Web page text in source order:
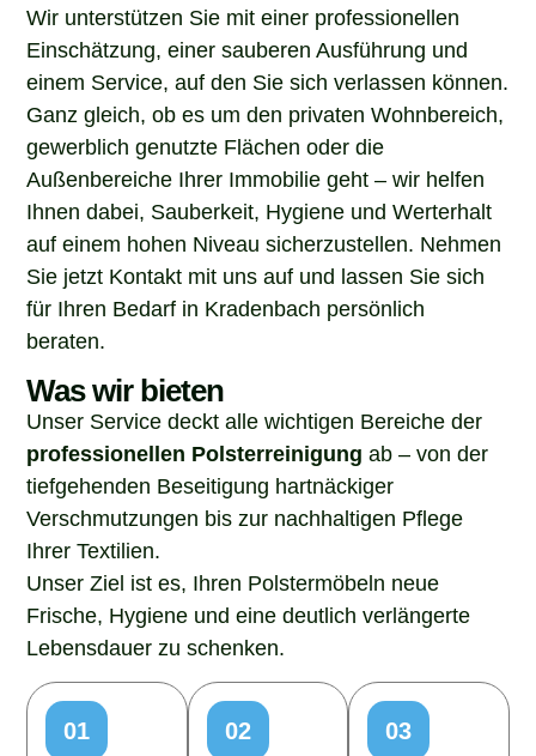
Wir unterstützen Sie mit einer professionellen
Einschätzung, einer sauberen Ausführung und
einem Service, auf den Sie sich verlassen können.
Ganz gleich, ob es um den privaten Wohnbereich,
gewerblich genutzte Flächen oder die
Außenbereiche Ihrer Immobilie geht – wir helfen
Ihnen dabei, Sauberkeit, Hygiene und Werterhalt
auf einem hohen Niveau sicherzustellen. Nehmen
Sie jetzt Kontakt mit uns auf und lassen Sie sich
für Ihren Bedarf in Kradenbach persönlich
beraten.
Was wir bieten
Unser Service deckt alle wichtigen Bereiche der
professionellen Polsterreinigung ab – von der
tiefgehenden Beseitigung hartnäckiger
Verschmutzungen bis zur nachhaltigen Pflege
Ihrer Textilien.
Unser Ziel ist es, Ihren Polstermöbeln neue
Frische, Hygiene und eine deutlich verlängerte
Lebensdauer zu schenken.
01
02
03